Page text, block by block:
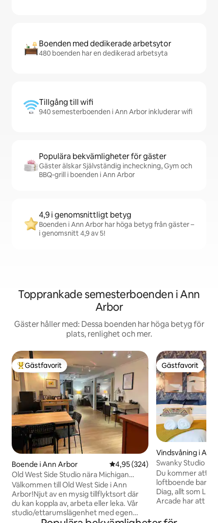
Boenden med dedikerade arbetsytor
480 boenden har en dedikerad arbetsyta
Tillgång till wifi
940 semesterboenden i Ann Arbor inkluderar wifi
Populära bekvämligheter för gäster
Gäster älskar Självständig incheckning, Gym och
BBQ-grill i boenden i Ann Arbor
4,9 i genomsnittligt betyg
Boenden i Ann Arbor har höga betyg från gäster –
i genomsnitt 4,9 av 5!
Topprankade semesterboenden i Ann
Arbor
Gäster håller med: Dessa boenden har höga betyg för
plats, renlighet och mer.
Populär gästfavorit
Gästfavorit
Boende i Ann Arbor 4,95 av 5 i genomsnittligt
4,95 (324)
Old West Side Studio nära Michigan
Stadium
Välkommen till Old West Side i Ann
Arbor!Njut av en mysig tillflyktsort där
du kan koppla av, arbeta eller leka. Vår
studio/ettarumslägenhet med egen
Gästfavorit
Gästfavorit
Vindsvåning i
Swanky Studio -
KING BED!
Du kommer att
loftboende bara
Diag, allt som
Arcade har att
med